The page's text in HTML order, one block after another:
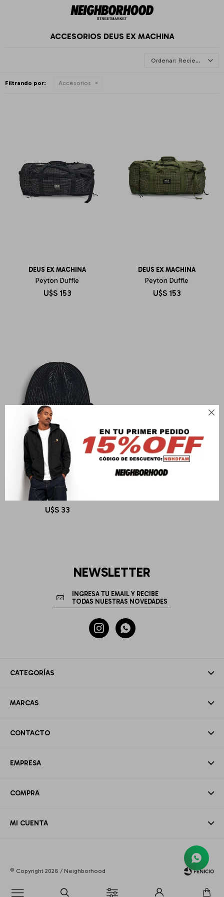


ACCESORIOS DEUS EX MACHINA
Recientes
Filtrando por: Accesorios
DEUS EX MACHINA
Peyton Duffle
U$S 153
DEUS EX MACHINA
Peyton Duffle
U$S 153
DEUS EX MACHINA
Melody 2-Tone Beanie
U$S 33
CATEGORÍAS
MARCAS
CONTACTO
EMPRESA
COMPRA
MI CUENTA
NEWSLETTER
 
© Copyright 2026 / Neighborhood